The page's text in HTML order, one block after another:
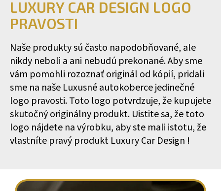
LUXURY CAR DESIGN LOGO
PRAVOSTI
Naše produkty sú často napodobňované, ale
nikdy neboli a ani nebudú prekonané. Aby sme
vám pomohli rozoznať originál od kópií, pridali
sme na naše Luxusné autokoberce jedinečné
logo pravosti. Toto logo potvrdzuje, že kupujete
skutočný originálny produkt. Uistite sa, že toto
logo nájdete na výrobku, aby ste mali istotu, že
vlastníte pravý produkt Luxury Car Design !